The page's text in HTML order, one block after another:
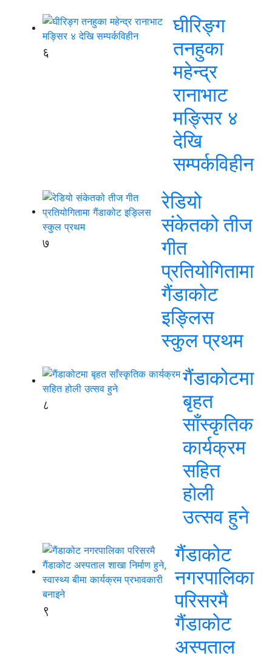
६
घीरिङ्ग
तनहुका
महेन्द्र
रानाभाट
मङ्सिर ४
देखि
सम्पर्कविहीन
७
रेडियो
संकेतको तीज
गीत
प्रतियोगितामा
गैंडाकोट
इङ्लिस
स्कुल प्रथम
८
गैंडाकोटमा
बृहत
साँस्कृतिक
कार्यक्रम
सहित
होली
उत्सव हुने
९
गैंडाकोट
नगरपालिका
परिसरमै
गैंडाकोट
अस्पताल